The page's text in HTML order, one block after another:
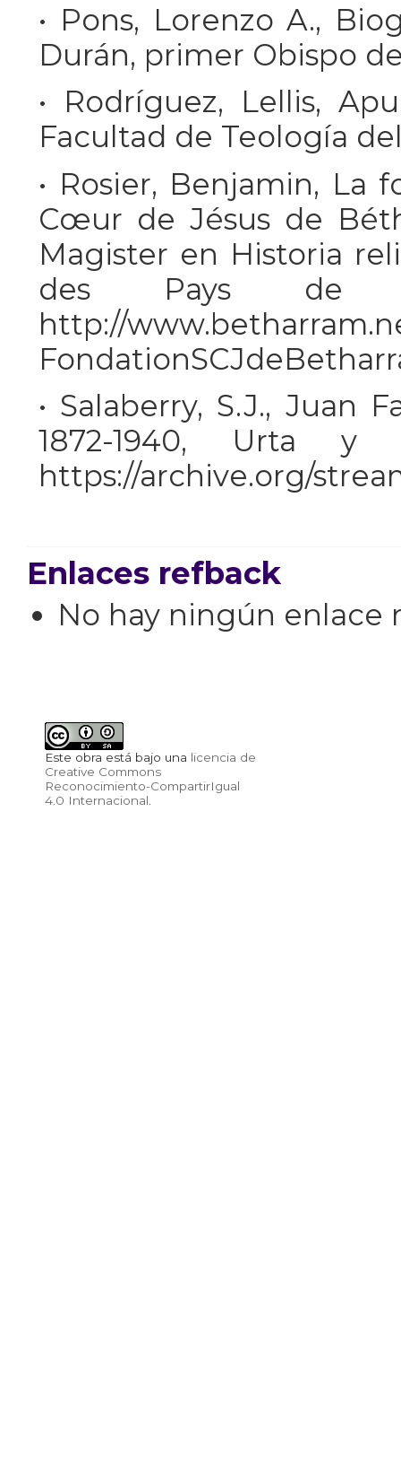
• Pons, Lorenzo A.,
Durán, primer Obispo
• Rodríguez, Lellis,
Facultad de Teología
• Rosier, Benjamin, La
Cœur de Jésus de
Magister en Historia
des Pays de
http://
• Salaberry, S.J., Juan
1872-1940, Urta y
https://archive.org/
Enlaces refback
No hay ningún enlace
Este obra está bajo una licencia de
Creative Commons
Reconocimiento-CompartirIgual
4.0 Internacional.